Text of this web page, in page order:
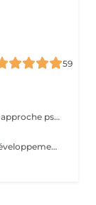
59
Suivi psychothérapeutique individuel avec une approche psychanalytique, axé sur la connaissance de soi, l'élaboration émotionnelle, la réduction de l'anxiété et l'amélioration de la qualité de vie. SPM et Santé de la Femme Accompagnement thérapeutique axé sur la santé émotionnelle et hormonale de la femme, pouvant intégrer la psychothérapie et l'acupuncture.
Accompagnement thérapeutique adapté au développement émotionnel des enfants et des adolescents, avec un accent sur le comportement, les émotions et les liens familiaux. Éducation Sexuelle Émotionnelle Séances éducatives et thérapeutiques favorisant le développement sain de la sexualité, des émotions, des limites et de la communication. Prévention des Abus Sexuels Interventions psychoéducatives axées sur la prévention des abus sexuels, renforçant la conscience corporelle, émotionnelle et les stratégies de protection.